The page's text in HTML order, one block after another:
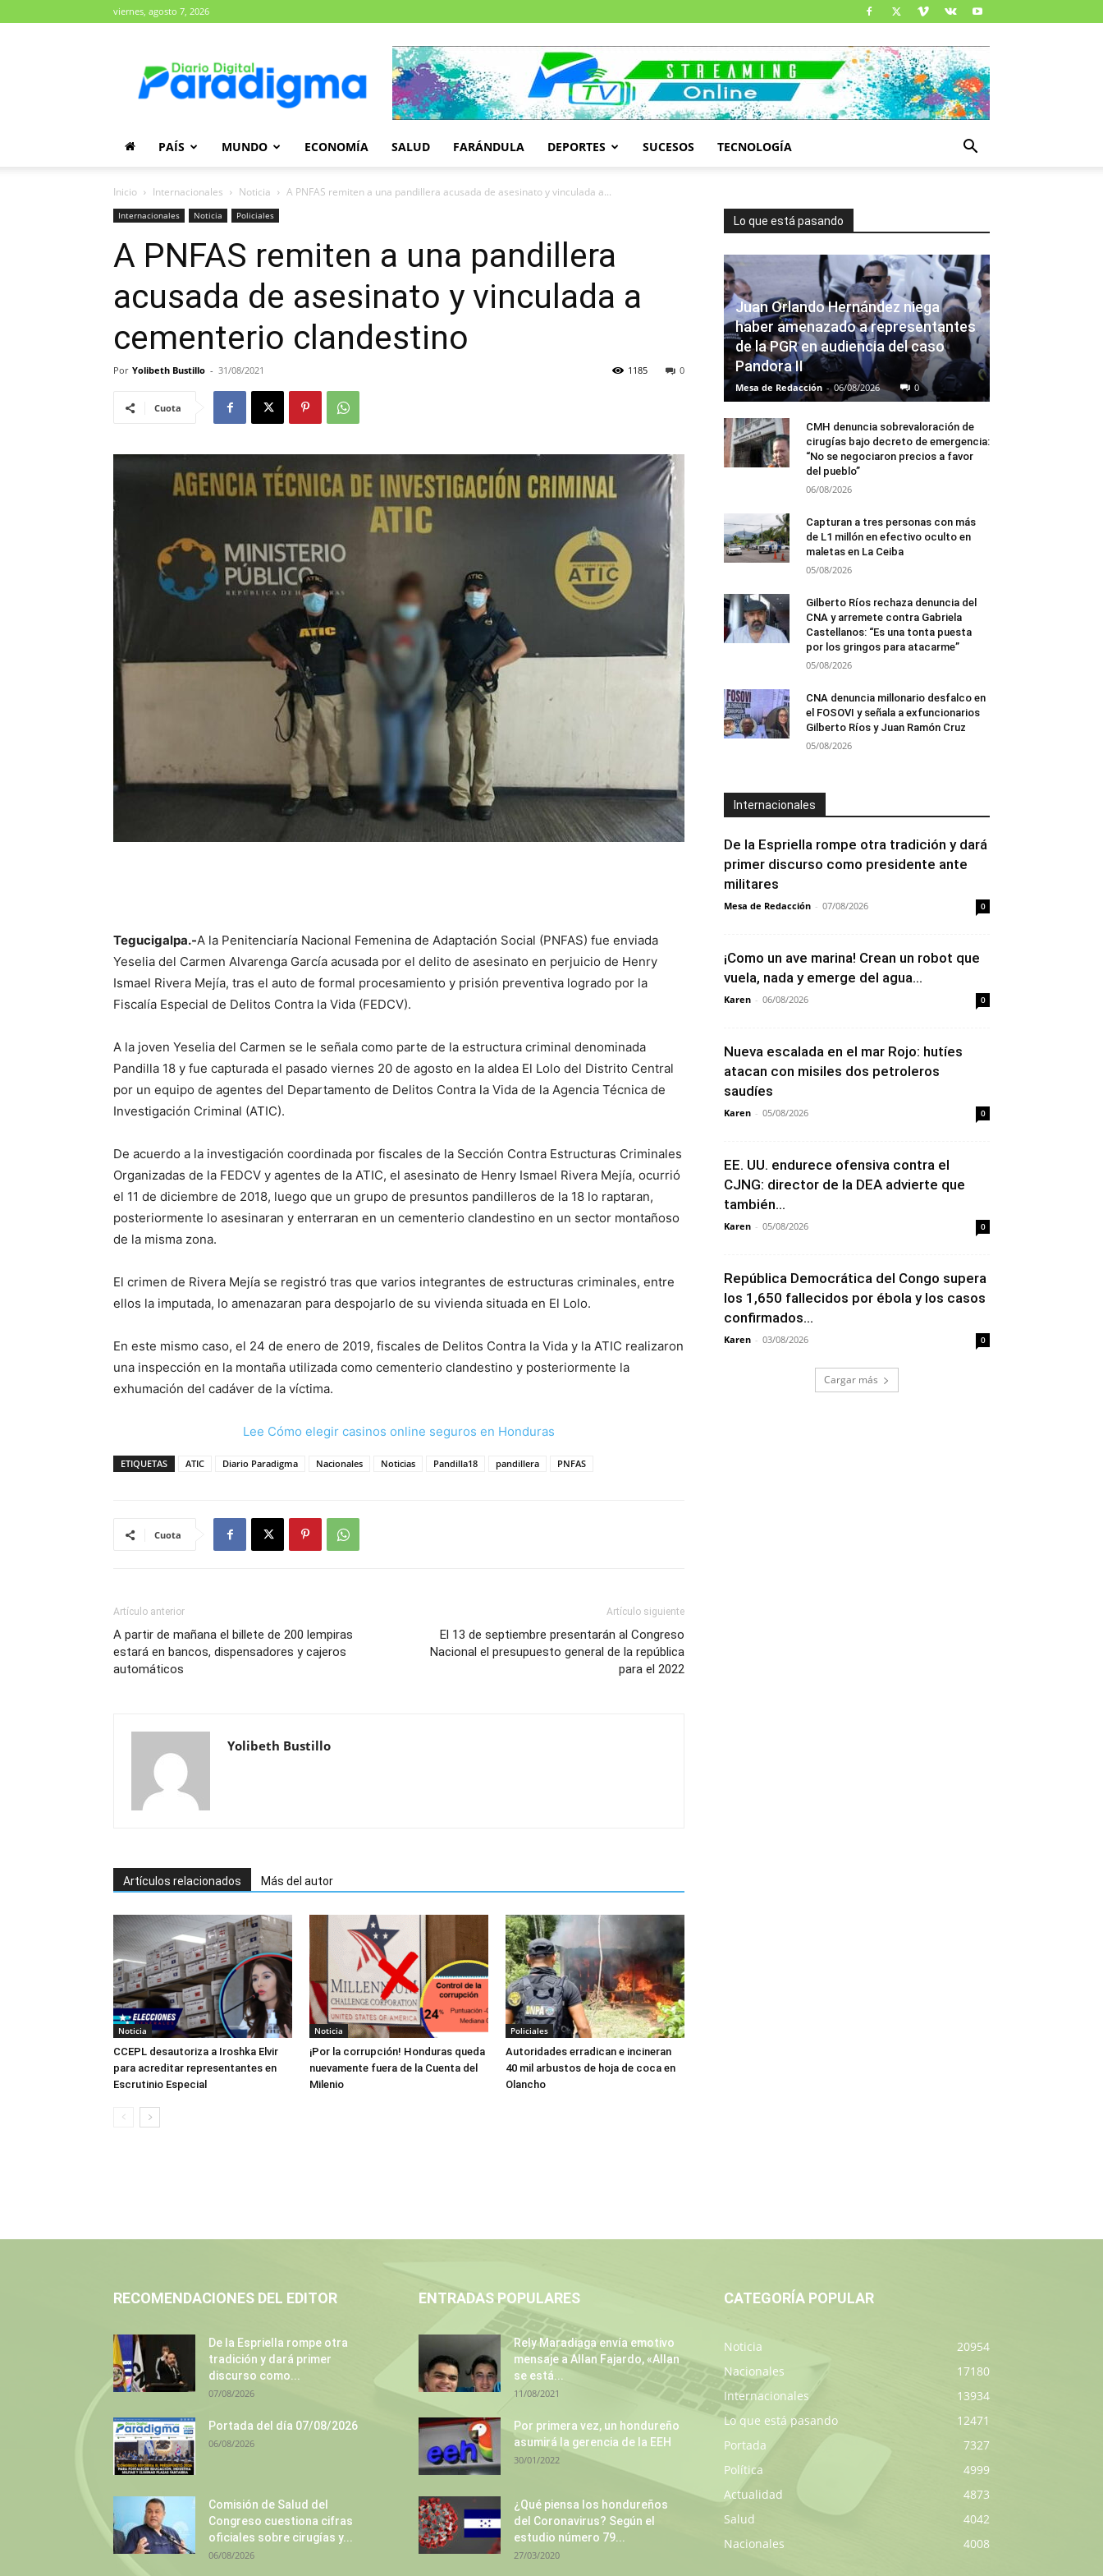
viernes, agosto 7, 2026
Paradigma
PAÍS MUNDO ECONOMÍA SALUD FARÁNDULA DEPORTES SUCESOS TECNOLOGÍA
Inicio Internacionales Noticia A PNFAS remiten a una pandillera acusada de asesinato y vinculada a...
Internacionales Noticia Policiales
A PNFAS remiten a una pandillera
acusada de asesinato y vinculada a
cementerio clandestino
Por Yolibeth Bustillo - 31/08/2021 0
1185
Cuota
Tegucigalpa.-A la Penitenciaría Nacional Femenina de Adaptación Social (PNFAS) fue enviada
Yeselia del Carmen Alvarenga García acusada por el delito de asesinato en perjuicio de Henry
Ismael Rivera Mejía, tras el auto de formal procesamiento y prisión preventiva logrado por la
Fiscalía Especial de Delitos Contra la Vida (FEDCV).
A la joven Yeselia del Carmen se le señala como parte de la estructura criminal denominada
Pandilla 18 y fue capturada el pasado viernes 20 de agosto en la aldea El Lolo del Distrito Central
por un equipo de agentes del Departamento de Delitos Contra la Vida de la Agencia Técnica de
Investigación Criminal (ATIC).
De acuerdo a la investigación coordinada por fiscales de la Sección Contra Estructuras Criminales
Organizadas de la FEDCV y agentes de la ATIC, el asesinato de Henry Ismael Rivera Mejía, ocurrió
el 11 de diciembre de 2018, luego que un grupo de presuntos pandilleros de la 18 lo raptaran,
posteriormente lo asesinaran y enterraran en un cementerio clandestino en un sector montañoso
de la misma zona.
El crimen de Rivera Mejía se registró tras que varios integrantes de estructuras criminales, entre
ellos la imputada, lo amenazaran para despojarlo de su vivienda situada en El Lolo.
En este mismo caso, el 24 de enero de 2019, fiscales de Delitos Contra la Vida y la ATIC realizaron
una inspección en la montaña utilizada como cementerio clandestino y posteriormente la
exhumación del cadáver de la víctima.
Lee Cómo elegir casinos online seguros en Honduras
ETIQUETAS ATIC Diario Paradigma Nacionales Noticias Pandilla18 pandillera PNFAS
Cuota
Artículo anterior
A partir de mañana el billete de 200 lempiras
estará en bancos, dispensadores y cajeros
automáticos
Artículo siguiente
El 13 de septiembre presentarán al Congreso
Nacional el presupuesto general de la república
para el 2022
Yolibeth Bustillo
Artículos relacionados Más del autor
Noticia
CCEPL desautoriza a Iroshka Elvir
para acreditar representantes en
Escrutinio Especial
Noticia
¡Por la corrupción! Honduras queda
nuevamente fuera de la Cuenta del
Milenio
Policiales
Autoridades erradican e incineran
40 mil arbustos de hoja de coca en
Olancho
Lo que está pasando
Juan Orlando Hernández niega
haber amenazado a representantes
de la PGR en audiencia del caso
Pandora II
Mesa de Redacción - 06/08/2026 0
CMH denuncia sobrevaloración de
cirugías bajo decreto de emergencia:
“No se negociaron precios a favor
del pueblo”
06/08/2026
Capturan a tres personas con más
de L1 millón en efectivo oculto en
maletas en La Ceiba
05/08/2026
Gilberto Ríos rechaza denuncia del
CNA y arremete contra Gabriela
Castellanos: “Es una tonta puesta
por los gringos para atacarme”
05/08/2026
CNA denuncia millonario desfalco en
el FOSOVI y señala a exfuncionarios
Gilberto Ríos y Juan Ramón Cruz
05/08/2026
Internacionales
De la Espriella rompe otra tradición y dará
primer discurso como presidente ante
militares
Mesa de Redacción - 07/08/2026 0
¡Como un ave marina! Crean un robot que
vuela, nada y emerge del agua...
Karen - 06/08/2026 0
Nueva escalada en el mar Rojo: hutíes
atacan con misiles dos petroleros
saudíes
Karen - 05/08/2026 0
EE. UU. endurece ofensiva contra el
CJNG: director de la DEA advierte que
también...
Karen - 05/08/2026 0
República Democrática del Congo supera
los 1,650 fallecidos por ébola y los casos
confirmados...
Karen - 03/08/2026 0
Cargar más
RECOMENDACIONES DEL EDITOR
De la Espriella rompe otra
tradición y dará primer
discurso como...
07/08/2026
Portada del día 07/08/2026
06/08/2026
Comisión de Salud del
Congreso cuestiona cifras
oficiales sobre cirugías y...
06/08/2026
ENTRADAS POPULARES
Rely Maradiaga envía emotivo
mensaje a Allan Fajardo, «Allan
se está...
11/08/2021
Por primera vez, un hondureño
asumirá la gerencia de la EEH
30/01/2022
¿Qué piensa los hondureños
del Coronavirus? Según el
estudio número 79...
27/03/2020
CATEGORÍA POPULAR
Noticia
20954
Nacionales
17180
Internacionales
13934
Lo que está pasando
12471
Portada
7327
Política
4999
Actualidad
4873
Salud
4042
Nacionales
4008